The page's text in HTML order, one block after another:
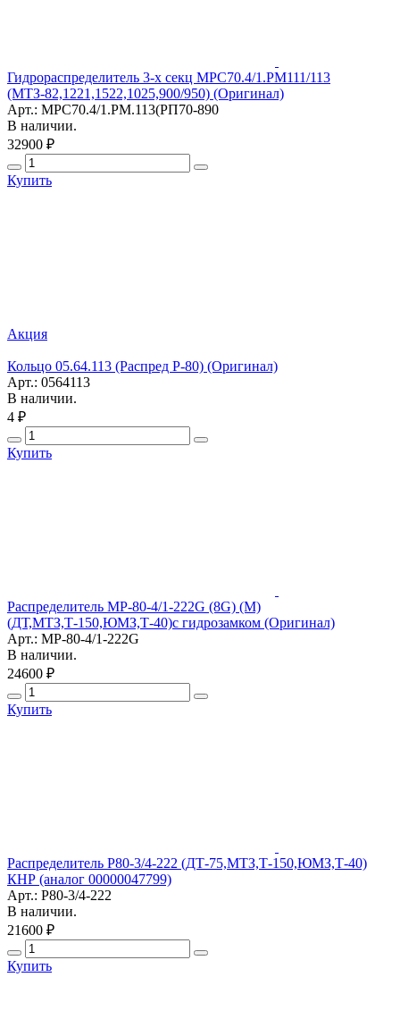
Гидрораспределитель 3-х секц МРС70.4/1.РМ111/113
(МТЗ-82,1221,1522,1025,900/950) (Оригинал)
Арт.: МРС70.4/1.РМ.113(РП70-890
В наличии.
32900 ₽
Купить
Акция
Кольцо 05.64.113 (Распред Р-80) (Оригинал)
Арт.: 0564113
В наличии.
4 ₽
Купить
Распределитель МР-80-4/1-222G (8G) (М)
(ДТ,МТЗ,Т-150,ЮМЗ,Т-40)с гидрозамком (Оригинал)
Арт.: МР-80-4/1-222G
В наличии.
24600 ₽
Купить
Распределитель Р80-3/4-222 (ДТ-75,МТЗ,Т-150,ЮМЗ,Т-40)
КНР (аналог 00000047799)
Арт.: Р80-3/4-222
В наличии.
21600 ₽
Купить